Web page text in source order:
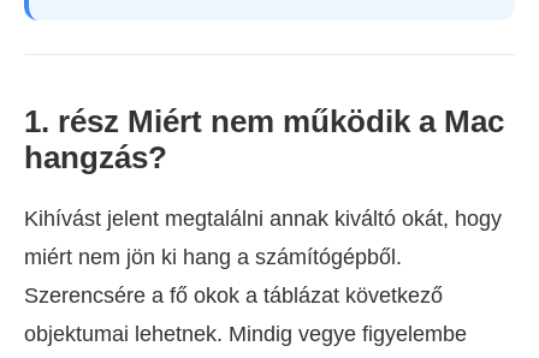
1. rész Miért nem működik a Mac
hangzás?
Kihívást jelent megtalálni annak kiváltó okát, hogy
miért nem jön ki hang a számítógépből.
Szerencsére a fő okok a táblázat következő
objektumai lehetnek. Mindig vegye figyelembe